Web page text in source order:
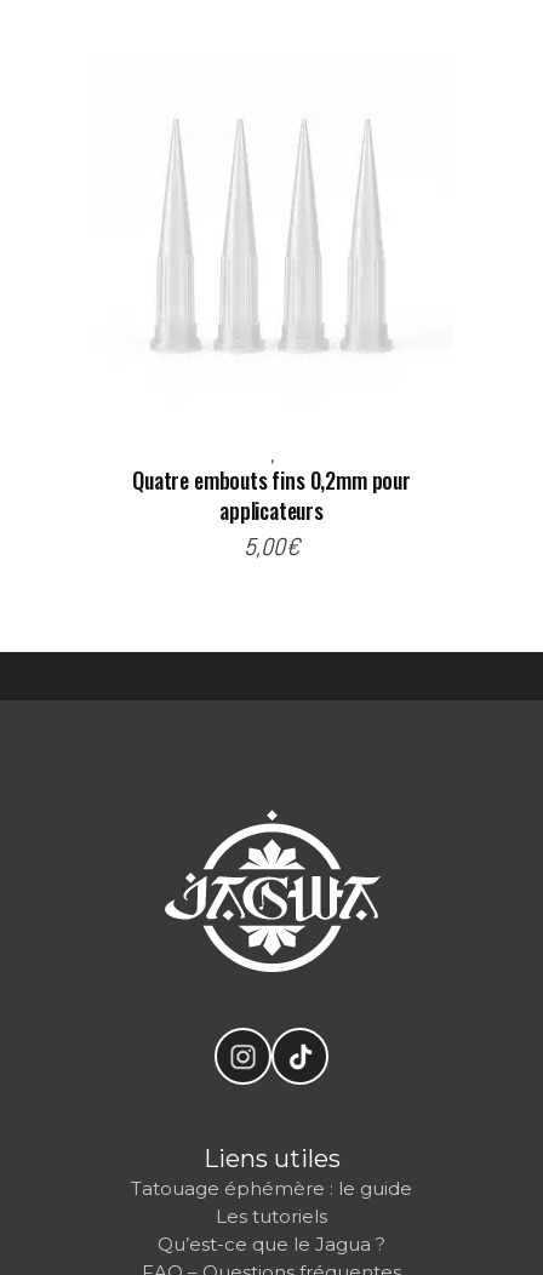
,
Quatre embouts fins 0,2mm pour
applicateurs
5,00€
Liens utiles
Tatouage éphémère : le guide
Les tutoriels
Qu’est-ce que le Jagua ?